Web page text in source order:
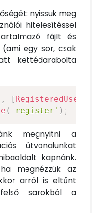
nyissuk meg
hitelesítéssel
fájlt és
egy sor, csak
kettédarabolta
, [
( 'register' ) ;
megnyitni a
útvonalunkat
kapnánk.
megnézzük az
arról is eltűnt
sarokból a